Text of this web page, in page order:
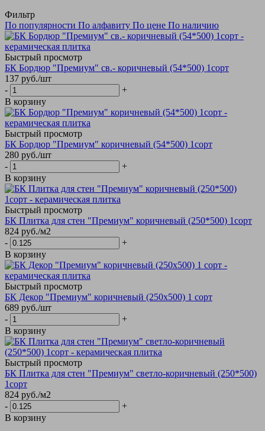
Фильтр
По популярности По алфавиту По цене По наличию
Быстрый просмотр
БК Бордюр "Премиум" св.- коричневый (54*500) 1сорт
137 руб./шт
-
+
В корзину
Быстрый просмотр
БК Бордюр "Премиум" коричневый (54*500) 1сорт
280 руб./шт
-
+
В корзину
Быстрый просмотр
БК Плитка для стен "Премиум" коричневый (250*500) 1сорт
824 руб./м2
-
+
В корзину
Быстрый просмотр
БК Декор "Премиум" коричневый (250х500) 1 сорт
689 руб./шт
-
+
В корзину
Быстрый просмотр
БК Плитка для стен "Премиум" светло-коричневый (250*500)
1сорт
824 руб./м2
-
+
В корзину